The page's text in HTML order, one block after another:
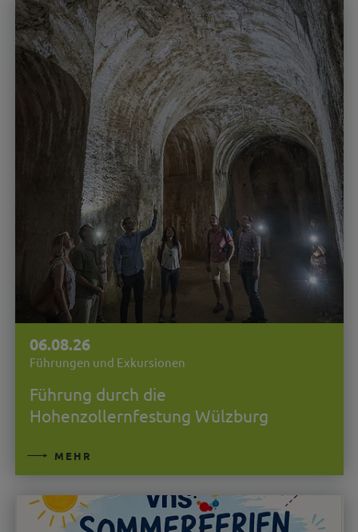
06.08.26
Führungen und Exkursionen
Führung durch die
Hohenzollernfestung Wülzburg
MEHR